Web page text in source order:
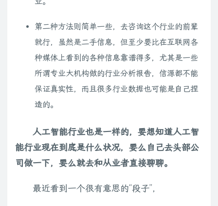
第二种方法则简单一些，去咨询这个行业的前辈
就行，虽然是二手信息，但至少要比在互联网各
种媒体上看到的各种信息靠谱得多，尤其是一些
所谓专业大机构做的行业分析报告，信源都不能
保证真实性，而且很多行业数据也可能是自己捏
造的。
人工智能行业也是一样的，要想知道人工智
能行业现在到底是什么状况，要么自己去头部公
司做一下，要么就去和从业者直接聊聊。
最近看到一个很有意思的“段子”，